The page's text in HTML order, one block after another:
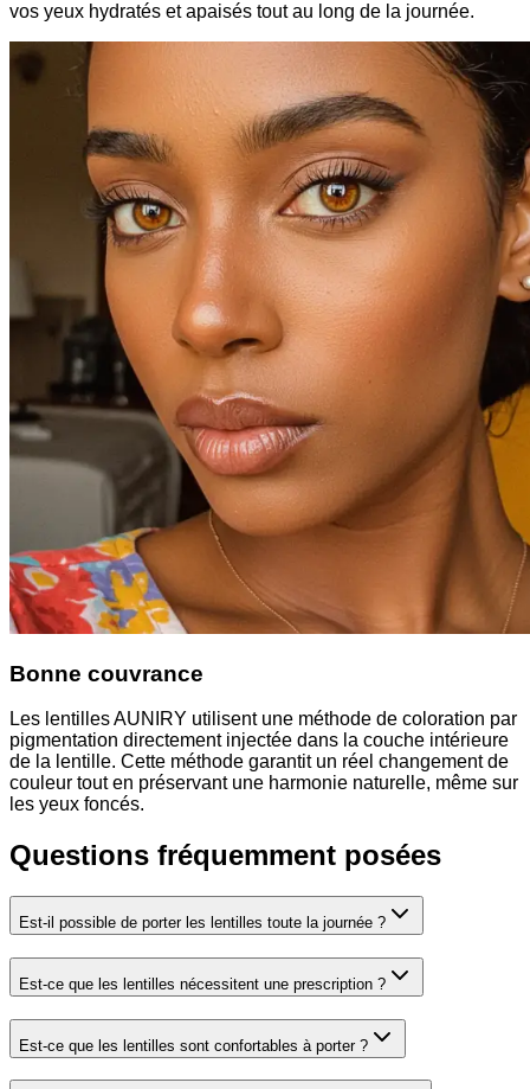
vos yeux hydratés et apaisés tout au long de la journée.
Bonne couvrance
Les lentilles AUNIRY utilisent une méthode de coloration par
pigmentation directement injectée dans la couche intérieure
de la lentille. Cette méthode garantit un réel changement de
couleur tout en préservant une harmonie naturelle, même sur
les yeux foncés.
Questions fréquemment posées
Est-il possible de porter les lentilles toute la journée ?
Est-ce que les lentilles nécessitent une prescription ?
Est-ce que les lentilles sont confortables à porter ?